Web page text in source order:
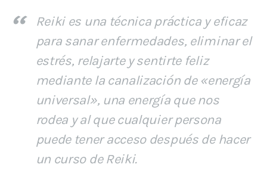
Reiki es una técnica práctica y eficaz
para sanar enfermedades, eliminar el
estrés, relajarte y sentirte feliz
mediante la canalización de «energía
universal», una energía que nos
rodea y al que cualquier persona
puede tener acceso después de hacer
un curso de Reiki.